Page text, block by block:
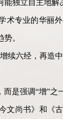
独立自主地
术专业的华丽
。
续六经，再造
而是强调“增”
文尚书》和《